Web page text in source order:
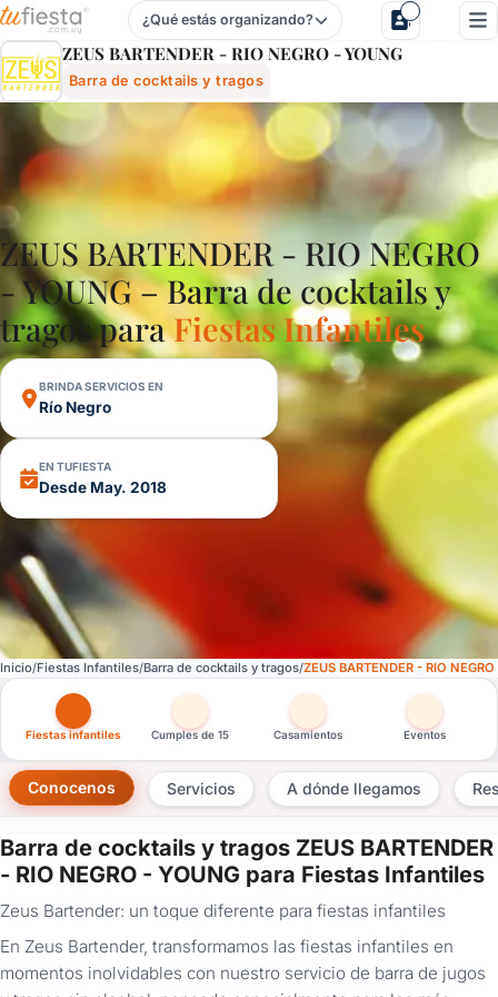
Zeus Bartender - Rio Negro - Young - Barra De Cocktails
¿Qué estás organizando?
ZEUS BARTENDER - RIO NEGRO - YOUNG
Barra de cocktails y tragos
ZEUS BARTENDER - RIO NEGRO
- YOUNG – Barra de cocktails y
tragos paraFiestas Infantiles
BRINDA SERVICIOS EN
Río Negro
EN TUFIESTA
Desde May. 2018
Inicio Fiestas Infantiles Barra de cocktails y tragos ZEUS BARTENDER - RIO
Otras versiones de esta ficha por tipo de festejo
Fiestas infantiles Cumples de 15 Casamientos Eventos
Conocenos Servicios A dónde llegamos
Barra de cocktails y tragos ZEUS BARTENDER
- RIO NEGRO - YOUNG para Fiestas Infantiles
Zeus Bartender: un toque diferente para fiestas infantiles
En Zeus Bartender, transformamos las fiestas infantiles en
momentos inolvidables con nuestro servicio de barra de jugos
×
Consultar
¿Ya
tenés
cuenta?